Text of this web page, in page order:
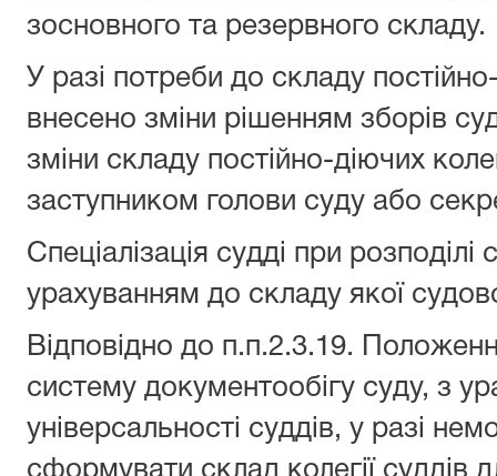
зосновного та резервного складу.
У разі потреби до складу
внесено зміни рішенням зборів
зміни складу постійно-діючих
заступником голови суду або
Спеціалізація судді при
урахуванням до складу якої
Відповідно до п.п.2.3.19.
систему документообігу суду, з
універсальності суддів, у разі
сформувати склад колегії суддів